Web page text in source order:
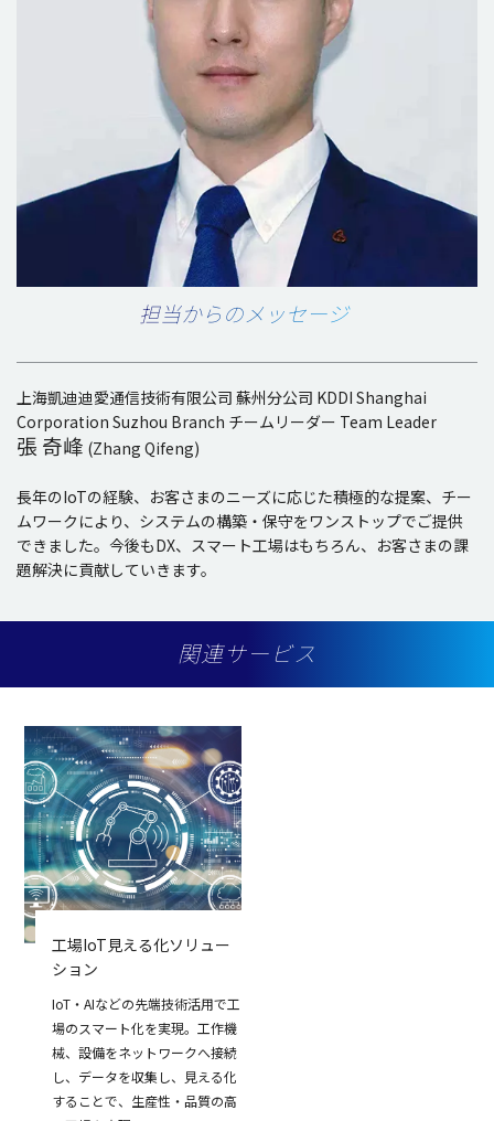
担当からのメッセージ
上海凱迪迪愛通信技術有限公司 蘇州分公司 KDDI Shanghai
Corporation Suzhou Branch チームリーダー Team Leader
張 奇峰 (Zhang Qifeng)
長年のIoTの経験、お客さまのニーズに応じた積極的な提案、チー
ムワークにより、システムの構築・保守をワンストップでご提供
できました。今後もDX、スマート工場はもちろん、お客さまの課
題解決に貢献していきます。
関連サービス
工場IoT見える化ソリュー
ション
IoT・AIなどの先端技術活用で工
場のスマート化を実現。工作機
械、設備をネットワークへ接続
し、データを収集し、見える化
することで、生産性・品質の高